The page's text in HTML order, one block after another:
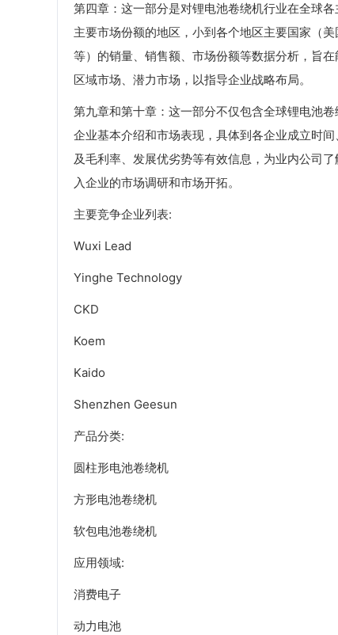
第四章：这一部分是对锂电池卷绕机行业在全球
主要市场份额的地区，小到各个地区主要国家（
等）的销量、销售额、市场份额等数据分析，旨
区域市场、潜力市场，以指导企业战略布局。
第九章和第十章：这一部分不仅包含全球锂电池
企业基本介绍和市场表现，具体到各企业成立时
及毛利率、发展优劣势等有效信息，为业内公司
入企业的市场调研和市场开拓。
主要竞争企业列表:
Wuxi Lead
Yinghe Technology
CKD
Koem
Kaido
Shenzhen Geesun
产品分类:
圆柱形电池卷绕机
方形电池卷绕机
软包电池卷绕机
应用领域:
消费电子
动力电池